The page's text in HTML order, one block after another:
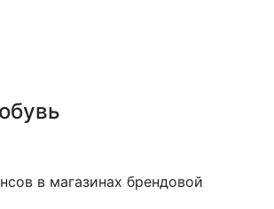
в магазинах брендовой